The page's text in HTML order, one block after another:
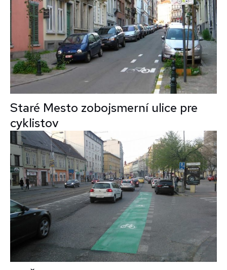
Staré Mesto zobojsmerní ulice pre
cyklistov